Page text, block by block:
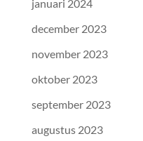
januari 2024
december 2023
november 2023
oktober 2023
september 2023
augustus 2023